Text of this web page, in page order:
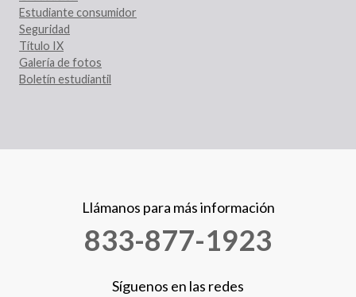
Estudiante consumidor
Seguridad
Título IX
Galería de fotos
Boletín estudiantil
Llámanos para más información
833-877-1923
Síguenos en las redes